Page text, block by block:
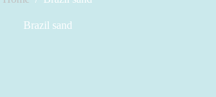
Brazil sand